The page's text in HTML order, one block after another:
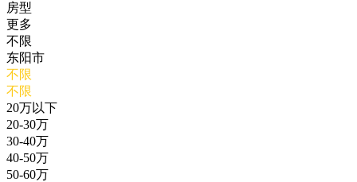
房型
更多
不限
东阳市
不限
不限
20万以下
20-30万
30-40万
40-50万
50-60万